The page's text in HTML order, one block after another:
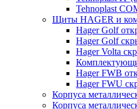
Tehnoplast
Щиты HAGER и
Hager Golf
Hager Golf
Hager Volta
Hager FWB
Hager FWU
Корпуса
Корпуса